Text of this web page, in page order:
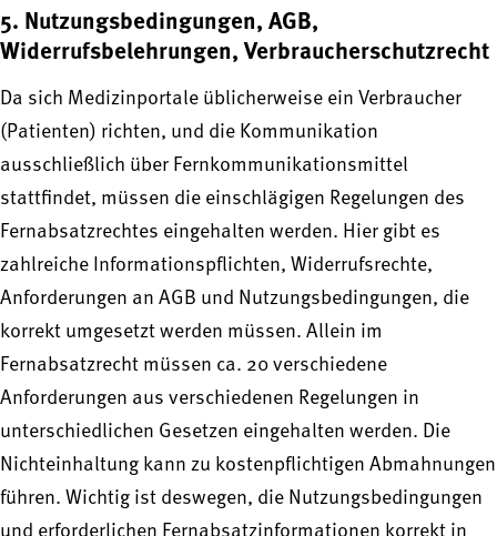
5. Nutzungsbedingungen, AGB,
Widerrufsbelehrungen, Verbraucherschutzrecht
Da sich Medizinportale üblicherweise ein Verbraucher
(Patienten) richten, und die Kommunikation
ausschließlich über Fernkommunikationsmittel
stattfindet, müssen die einschlägigen Regelungen des
Fernabsatzrechtes eingehalten werden. Hier gibt es
zahlreiche Informationspflichten, Widerrufsrechte,
Anforderungen an AGB und Nutzungsbedingungen, die
korrekt umgesetzt werden müssen. Allein im
Fernabsatzrecht müssen ca. 20 verschiedene
Anforderungen aus verschiedenen Regelungen in
unterschiedlichen Gesetzen eingehalten werden. Die
Nichteinhaltung kann zu kostenpflichtigen Abmahnungen
führen. Wichtig ist deswegen, die Nutzungsbedingungen